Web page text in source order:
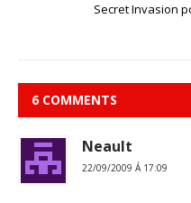
Secret Invasion
6 COMMENTS
Neault
22/09/2009 Á 17:09